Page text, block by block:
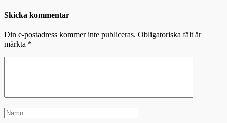
Skicka kommentar
Din e-postadress kommer inte publiceras. Obligatoriska fält är
märkta *